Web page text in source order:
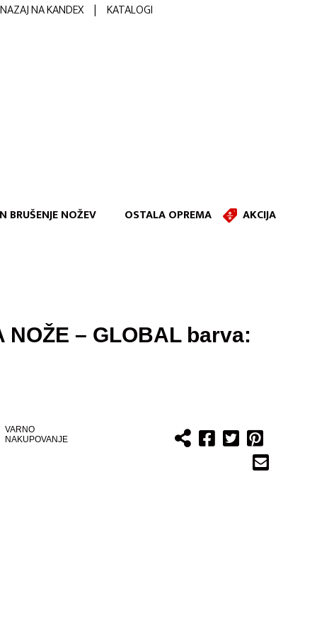
NAZAJ NA KANDEX | KATALOGI
BRUŠENJE NOŽEV OSTALA OPREMA
AKCIJA
NOŽE – GLOBAL barva:
VARNO
NAKUPOVANJE